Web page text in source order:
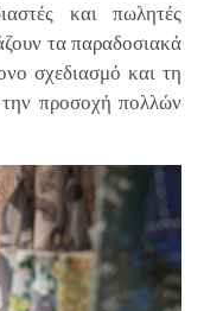
και πωλητές
τα παραδοσιακά
σχεδιασμό και τη
προσοχή πολλών